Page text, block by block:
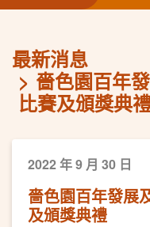
最新消息
嗇色園百年
比賽及頒獎典
2022 年 9 月 30 日
嗇色園百年發展
及頒獎典禮